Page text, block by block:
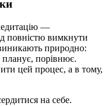
—
повністю вимкнути
природно:
планує, порівнює.
цей процес, а в тому,
на себе.